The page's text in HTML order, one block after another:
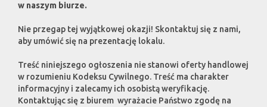
w naszym biurze.
Nie przegap tej wyjątkowej okazji! Skontaktuj się z nami,
aby umówić się na prezentację lokalu.
Treść niniejszego ogłoszenia nie stanowi oferty handlowej
w rozumieniu Kodeksu Cywilnego. Treść ma charakter
informacyjny i zalecamy ich osobistą weryfikację.
Kontaktując się z biurem wyrażacie Państwo zgodę na